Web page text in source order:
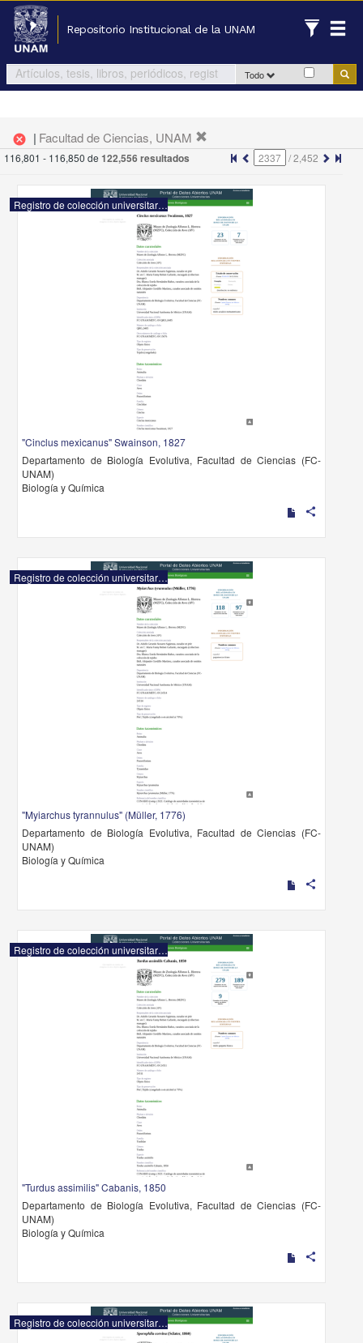
Repositorio Institucional de la UNAM
Todo
cancel | Facultad de Ciencias, UNAM
116,801 - 116,850 de 122,556 resultados /2,452
Registro de colección universitaria
"Cinclus mexicanus" Swainson, 1827
Departamento de Biología Evolutiva, Facultad de Ciencias (FC-
UNAM)
Biología y Química
share
Registro de colección universitaria
"Myiarchus tyrannulus" (Müller, 1776)
Departamento de Biología Evolutiva, Facultad de Ciencias (FC-
UNAM)
Biología y Química
share
Registro de colección universitaria
"Turdus assimilis" Cabanis, 1850
Departamento de Biología Evolutiva, Facultad de Ciencias (FC-
UNAM)
Biología y Química
share
Registro de colección universitaria